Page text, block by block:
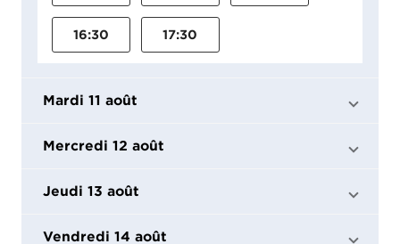
16:30 17:30
Mardi 11 août
Mercredi 12 août
Jeudi 13 août
Vendredi 14 août